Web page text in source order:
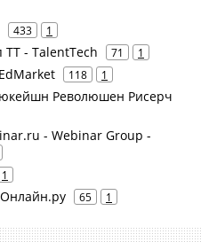
433 1
- TalentTech 71 1
118 1
Революшен Рисерч
- Webinar Group -
1
65 1